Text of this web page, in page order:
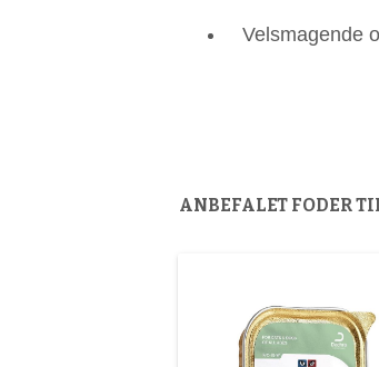
Velsmagende
ANBEFALET FODER